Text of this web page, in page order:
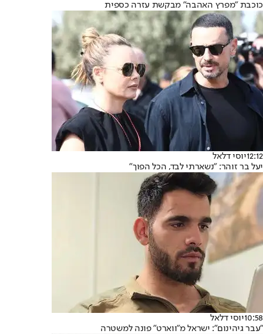
כוכבת "מפרץ האהבה" מבקשת עזרה כספית
12:12יוסי דלאל
יעל בר זוהר: "נשארתי לבד, הכל הפוך"
10:58יוסי דלאל
"עבר גיהינום": ישראל מ"ווארט" פונה למשטרה